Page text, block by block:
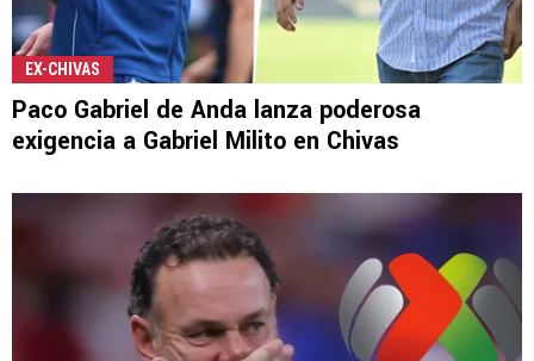
EX-CHIVAS
Paco Gabriel de Anda lanza poderosa
exigencia a Gabriel Milito en Chivas